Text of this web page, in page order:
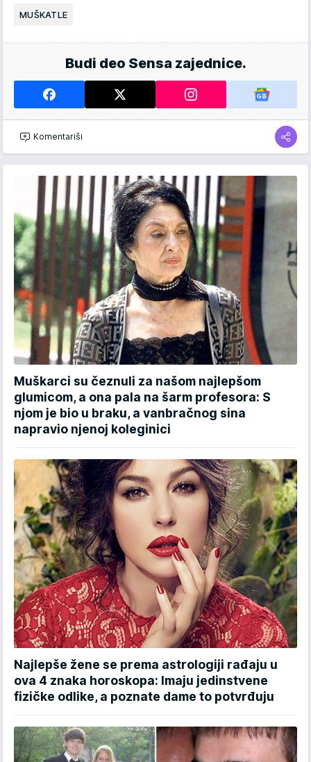
MUŠKATLE
Budi deo Sensa zajednice.
Komentariši
Muškarci su čeznuli za našom najlepšom
glumicom, a ona pala na šarm profesora: S
njom je bio u braku, a vanbračnog sina
napravio njenoj koleginici
Najlepše žene se prema astrologiji rađaju u
ova 4 znaka horoskopa: Imaju jedinstvene
fizičke odlike, a poznate dame to potvrđuju